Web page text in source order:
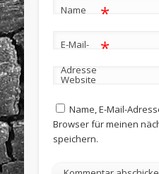
Name *
E-Mail-
Adresse
*
Website
Name, E-Mail-
Browser für meinen
speichern.